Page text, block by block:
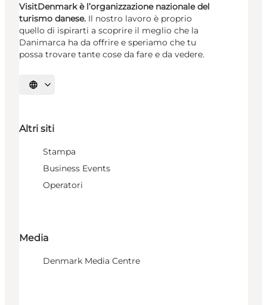
VisitDenmark è l’organizzazione nazionale del
turismo danese. Il nostro lavoro è proprio
quello di ispirarti a scoprire il meglio che la
Danimarca ha da offrire e speriamo che tu
possa trovare tante cose da fare e da vedere.
Seleziona la lingua
Altri siti
Stampa
Business Events
Operatori
Media
Denmark Media Centre